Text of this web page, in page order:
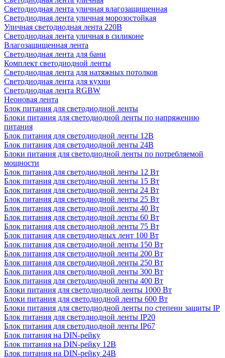
Светодиодная лента уличная влагозащищенная
Светодиодная лента уличная морозостойкая
Уличная светодиодная лента 220В
Светодиодная лента уличная в силиконе
Влагозащищенная лента
Светодиодная лента для бани
Комплект светодиодной ленты
Светодиодная лента для натяжных потолков
Светодиодная лента для кухни
Светодиодная лента RGBW
Неоновая лента
Блок питания для светодиодной ленты
Блоки питания для светодиодной ленты по напряжению
питания
Блок питания для светодиодной ленты 12В
Блок питания для светодиодной ленты 24В
Блоки питания для светодиодной ленты по потребляемой
мощности
Блок питания для светодиодной ленты 12 Вт
Блок питания для светодиодной ленты 15 Вт
Блок питания для светодиодной ленты 24 Вт
Блок питания для светодиодной ленты 25 Вт
Блок питания для светодиодной ленты 40 Вт
Блок питания для светодиодной ленты 60 Вт
Блок питания для светодиодной ленты 75 Вт
Блок питания для светодиодных лент 100 Вт
Блок питания для светодиодной ленты 150 Вт
Блок питания для светодиодной ленты 200 Вт
Блок питания для светодиодной ленты 250 Вт
Блок питания для светодиодной ленты 300 Вт
Блок питания для светодиодной ленты 400 Вт
Блоки питания для светодиодной ленты 1000 Вт
Блоки питания для светодиодной ленты 600 Вт
Блоки питания для светодиодной ленты по степени защиты IP
Блок питания для светодиодной ленты IP20
Блок питания для светодиодной ленты IP67
Блок питания на DIN-рейку
Блок питания на DIN-рейку 12В
Блок питания на DIN-рейку 24В